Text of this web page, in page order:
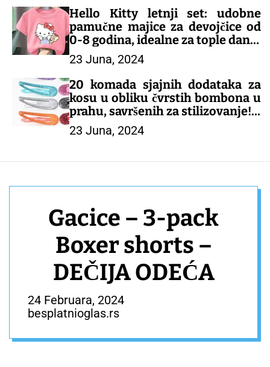
– DEČIJE PANTALONE
Hello Kitty letnji set: udobne
pamučne majice za devojčice od
0-8 godina, idealne za tople dane!
– DEČIJA ODEĆA
23 Juna, 2024
20 komada sjajnih dodataka za
kosu u obliku čvrstih bombona u
prahu, savršenih za stilizovanje!
– DEČIJI KOMPLETI
23 Juna, 2024
Gacice – 3-pack
Boxer shorts –
DEČIJA ODEĆA
24 Februara, 2024
besplatnioglas.rs